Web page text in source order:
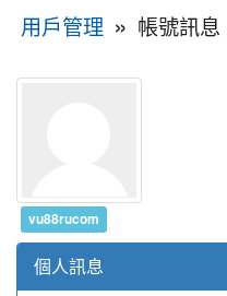
用戶管理 » 帳號訊息
vu88rucom
個人訊息